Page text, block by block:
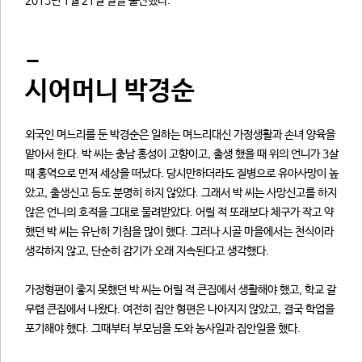
-
시어머니 박경순
외국인 며느리를 둔 박경순은 일하는 며느리대신 가정생활과 손녀 양육을
맡아서 한다. 박 씨는 충남 홍성이 고향이고, 출생 했을 때 위의 언니가 3살
때 홍역으로 먼저 세상을 떠났다. 당시만하더라도 질병으로 유아사망이 높
았고, 출생신고 등도 분명히 하지 않았다. 그래서 박 씨는 사망신고를 하지
않은 언니의 호적을 그대로 물려받았다. 어릴 적 또래보다 체구가 작고 약
했던 박 씨는 유난히 기침을 많이 했다. 그러나 시골 마을에서는 천식이라
생각하지 않고, 단순히 감기가 오래 지속된다고 생각했다.
가정형편이 좋지 못했던 박 씨는 어릴 적 큰집에서 생활해야 했고, 학교 갈
무렵 큰집에서 나왔다. 여전히 집안 형편은 나아지지 않았고, 결국 학업을
포기해야 했다. 그때부터 부모님을 도와 농사일과 집안일을 했다.